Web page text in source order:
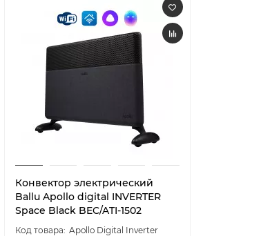
Конвектор электрический
Ballu Apollo digital INVERTER
Space Black BEC/ATI-1502
Apollo Digital Inverter